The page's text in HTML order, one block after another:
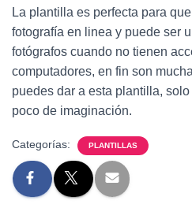
La plantilla es perfecta para
fotografía en linea y puede ser
fotógrafos cuando no tienen
computadores, en fin son
puedes dar a esta plantilla,
poco de imaginación.
Categorías: PLANTILLAS